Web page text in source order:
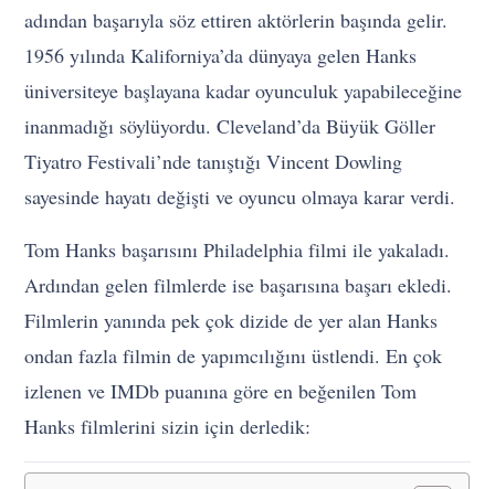
adından başarıyla söz ettiren aktörlerin başında gelir.
1956 yılında Kaliforniya’da dünyaya gelen Hanks
üniversiteye başlayana kadar oyunculuk yapabileceğine
inanmadığı söylüyordu. Cleveland’da Büyük Göller
Tiyatro Festivali’nde tanıştığı Vincent Dowling
sayesinde hayatı değişti ve oyuncu olmaya karar verdi.
Tom Hanks başarısını Philadelphia filmi ile yakaladı.
Ardından gelen filmlerde ise başarısına başarı ekledi.
Filmlerin yanında pek çok dizide de yer alan Hanks
ondan fazla filmin de yapımcılığını üstlendi. En çok
izlenen ve IMDb puanına göre en beğenilen Tom
Hanks filmlerini sizin için derledik: